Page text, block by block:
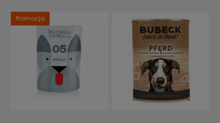
Promocja